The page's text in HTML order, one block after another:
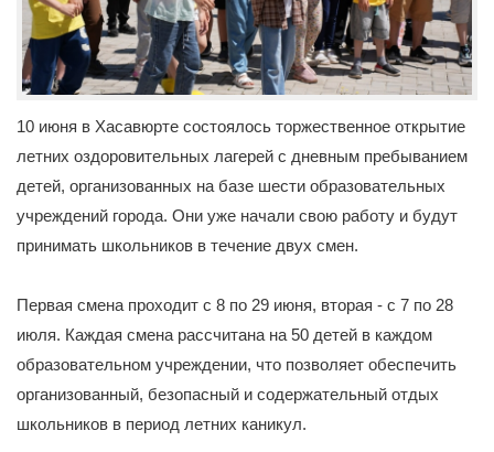
10 июня в Хасавюрте состоялось торжественное открытие
летних оздоровительных лагерей с дневным пребыванием
детей, организованных на базе шести образовательных
учреждений города. Они уже начали свою работу и будут
принимать школьников в течение двух смен.
Первая смена проходит с 8 по 29 июня, вторая - с 7 по 28
июля. Каждая смена рассчитана на 50 детей в каждом
образовательном учреждении, что позволяет обеспечить
организованный, безопасный и содержательный отдых
школьников в период летних каникул.